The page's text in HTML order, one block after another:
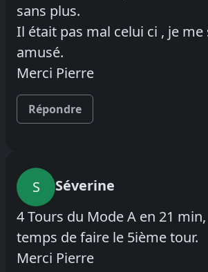
sans plus.
Il était pas mal celui ci , je me
amusé.
Merci Pierre
Répondre
S
Séverine
4 Tours du Mode A en 21
temps de faire le 5ième tour.
Merci Pierre